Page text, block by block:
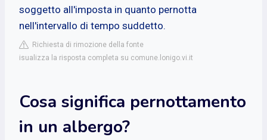
soggetto all'imposta in quanto pernotta
nell'intervallo di tempo suddetto.
Richiesta di rimozione della fonte
isualizza la risposta completa su comune.lonigo.vi.it
Cosa significa pernottamento
in un albergo?